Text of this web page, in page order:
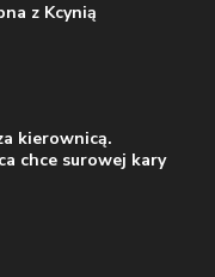
z Kcynią
kierownicą.
chce surowej kary